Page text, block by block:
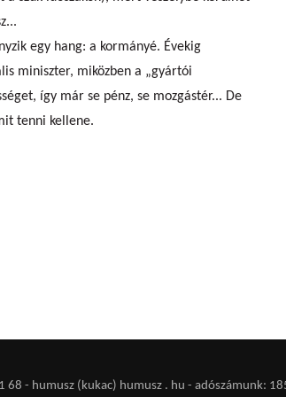
egy hang: a kormányé. Évekig
miniszter, miközben a „gyártói
így már se pénz, se mozgástér... De
tenni kellene.
68 - humusz (kukac) humusz . hu - adószámunk: